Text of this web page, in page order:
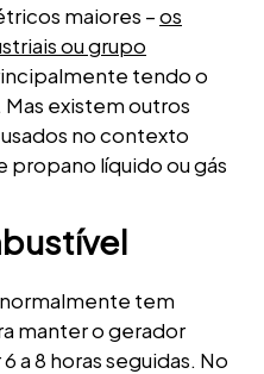
maiores –os
ou grupo
tendo o
existem outros
no contexto
propano líquido ou gás
tem
manter o gerador
a 8 horas seguidas. No